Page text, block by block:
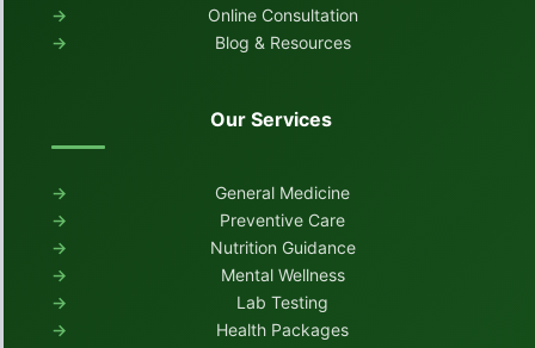
Online Consultation
Blog & Resources
Our Services
General Medicine
Preventive Care
Nutrition Guidance
Mental Wellness
Lab Testing
Health Packages